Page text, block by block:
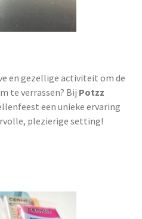
en gezellige activiteit om de
te verrassen? Bij Potzz
een unieke ervaring
plezierige setting!